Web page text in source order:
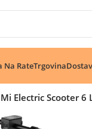
Na RateTrgovina
Electric Scooter 6